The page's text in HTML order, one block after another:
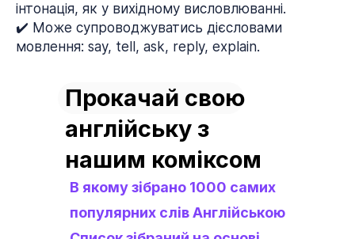
інтонація, як у вихідному висловлюванні.
✔️ Може супроводжуватись дієсловами
мовлення: say, tell, ask, reply, explain.
В якому зібрано 1000 самих
популярних слів Англійською
Прокачай свою
англійську з
нашим коміксом